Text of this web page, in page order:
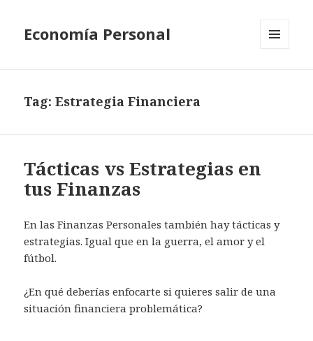
Economía Personal
Tag:Estrategia Financiera
Tácticas vs Estrategias en
tus Finanzas
En las Finanzas Personales también hay tácticas y
estrategias. Igual que en la guerra, el amor y el
fútbol.
¿En qué deberías enfocarte si quieres salir de una
situación financiera problemática?